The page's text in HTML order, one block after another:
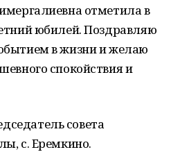
отметила в
юбилей. Поздравляю
в жизни и желаю
спокойствия и
совета
с. Еремкино.